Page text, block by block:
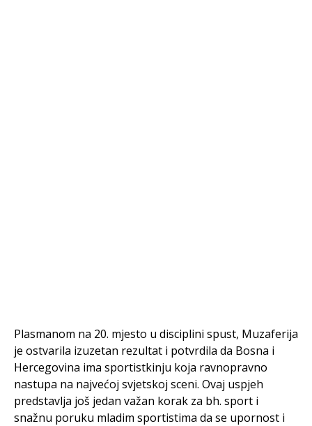
Plasmanom na 20. mjesto u disciplini spust, Muzaferija
je ostvarila izuzetan rezultat i potvrdila da Bosna i
Hercegovina ima sportistkinju koja ravnopravno
nastupa na najvećoj svjetskoj sceni. Ovaj uspjeh
predstavlja još jedan važan korak za bh. sport i
snažnu poruku mladim sportistima da se upornost i